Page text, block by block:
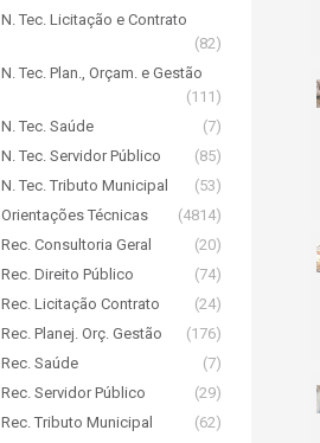
N. Tec. Licitação e Contrato
(82)
N. Tec. Plan., Orçam. e Gestão
(111)
N. Tec. Saúde
(7)
N. Tec. Servidor Público
(85)
N. Tec. Tributo Municipal
(53)
Orientações Técnicas
(4814)
Rec. Consultoria Geral
(20)
Rec. Direito Público
(74)
Rec. Licitação Contrato
(24)
Rec. Planej. Orç. Gestão
(176)
Rec. Saúde
(7)
Rec. Servidor Público
(29)
Rec. Tributo Municipal
(62)